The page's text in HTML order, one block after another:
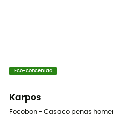
Eco-concebido
Karpos
Focobon - Casaco penas